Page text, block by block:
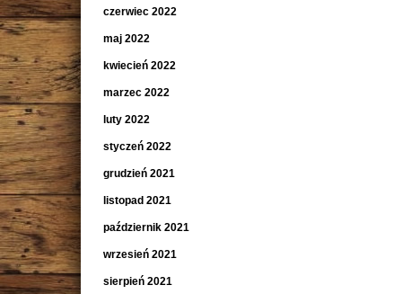
czerwiec 2022
maj 2022
kwiecień 2022
marzec 2022
luty 2022
styczeń 2022
grudzień 2021
listopad 2021
październik 2021
wrzesień 2021
sierpień 2021